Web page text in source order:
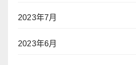
2023年7月
2023年6月